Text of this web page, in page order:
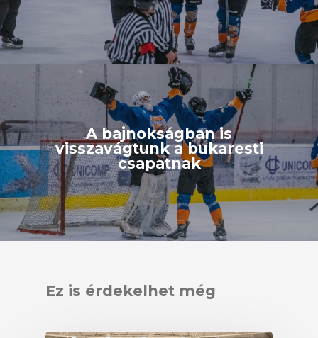
A bajnokságban is
visszavágtunk a bukaresti
csapatnak
Ez is érdekelhet még